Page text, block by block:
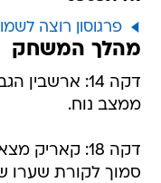
פרגוסון רוצה
מהלך המשחק
דקה 14:
ממצב נוח.
דקה 18:
סמוך לקורת שערו